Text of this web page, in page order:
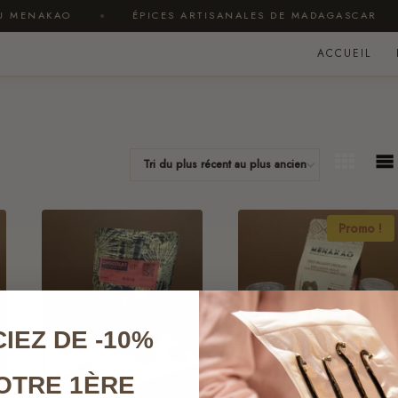
ÉPICES ARTISANALES DE MADAGASCAR
ACCUEIL
Promo !
DE -10%
1ÈRE